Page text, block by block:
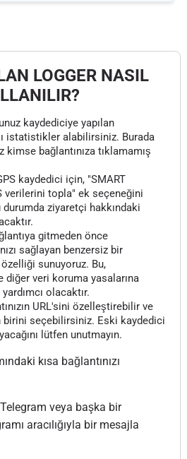
LOGGER NASIL
kaydediciye yapılan
istatistikler alabilirsiniz. Burada
bağlantınıza tıklamamış
kaydedici için, "SMART
verilerini topla" ek seçeneğini
ziyaretçi hakkındaki
gitmeden önce
sağlayan benzersiz bir
özelliği sunuyoruz. Bu,
diğer veri koruma yasalarına
olacaktır.
URL'sini özelleştirebilir ve
birini seçebilirsiniz. Eski kaydedici
lütfen unutmayın.
kısa bağlantınızı
veya başka bir
aracılığıyla bir mesajla